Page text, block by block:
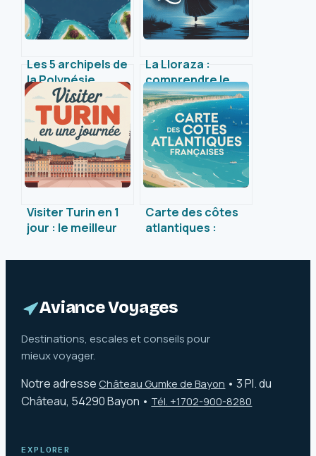
Les 5 archipels de
la Polynésie
française : guide
pour explorer
chaque merveille
insulaire
La Lloraza :
comprendre le
mythe, ses
origines et son
influence
culturelle
Visiter Turin en 1
jour : le meilleur
journée
Carte des côtes
atlantiques :
richesse du littoral
Aviance Voyages
Destinations, escales et conseils pour
mieux voyager.
Notre adresse Château Gumke de Bayon •3 Pl. du
Château, 54290 Bayon • Tél. +1702-900-8280
EXPLORER